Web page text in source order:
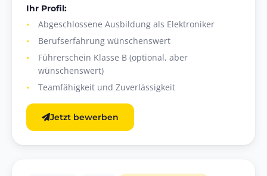
Ihr Profil:
Abgeschlossene Ausbildung als Elektroniker
Berufserfahrung wünschenswert
Führerschein Klasse B (optional, aber
wünschenswert)
Teamfähigkeit und Zuverlässigkeit
Jetzt bewerben